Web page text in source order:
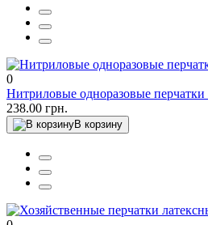
0
Нитриловые одноразовые
238.00 грн.
В корзину